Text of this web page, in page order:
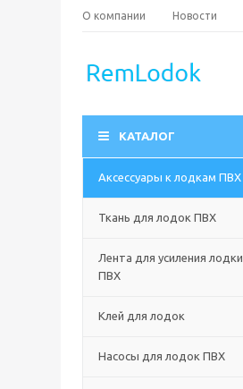
О компании Новости
КАТАЛОГ
Аксессуары к лодкам ПВХ
Ткань для лодок ПВХ
Лента для усиления лодки
ПВХ
Клей для лодок
Насосы для лодок ПВХ